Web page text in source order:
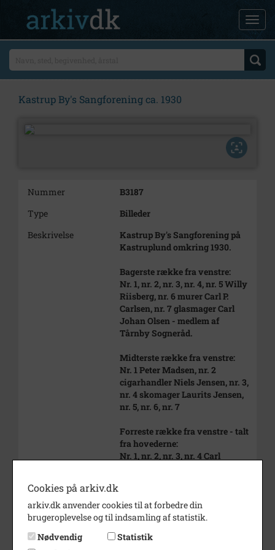
Kastrup By's Sangforening ca. 1930
Nummer
B3187
Type
Billeder
Beskrivelse
Kastrup By's Sangforening på
Kastruplund omkring 1930.
Bagerste række fra venstre:
Nr. 1, nr. 2, nr. 3, nr. 4, nr. 5 Willy
Riisberg, nr. 6 murer Carl P.
Carlsen, nr. 7 glasmager Carl
Johan Olsen - medlem af
Tårnby Sogneråd.
Midterste række fra venstre:
Nr. 1 Peter Madsen, nr. 2
cigarhandler Niels Jensen, nr. 3,
nr. 4 skomager Laurits Jensen,
nr. 5, nr. 6, nr. 7
Forreste række fra venstre - talt
fra hovederne:
Nr. 1, nr. 2, nr. 3, nr. 4 Carl
Carl Frederik Liberkind var
korets dirigent, han var foruden
Peter Madsen var korets
Cookies på arkiv.dk
arkiv.dk anvender cookies til at forbedre din
brugeroplevelse og til indsamling af statistik.
Nødvendig
Statistik